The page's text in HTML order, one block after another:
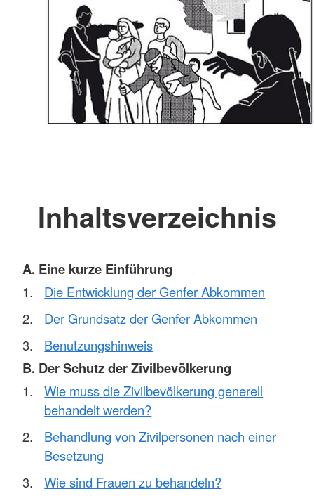
Inhaltsverzeichnis
A. Eine kurze Einführung
Die Entwicklung der Genfer Abkommen
Der Grundsatz der Genfer Abkommen
Benutzungshinweis
B. Der Schutz der Zivilbevölkerung
Wie muss die Zivilbevölkerung generell
behandelt werden?
Behandlung von Zivilpersonen nach einer
Besetzung
Wie sind Frauen zu behandeln?